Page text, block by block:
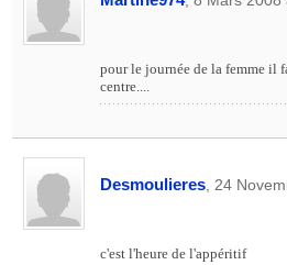
pour le journée de la femme il
centre....
Desmoulieres , 24
c'est l'heure de l'appéritif